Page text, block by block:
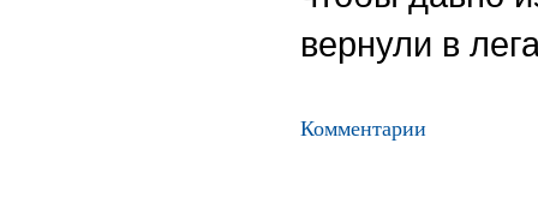
вернули в
Комментарии